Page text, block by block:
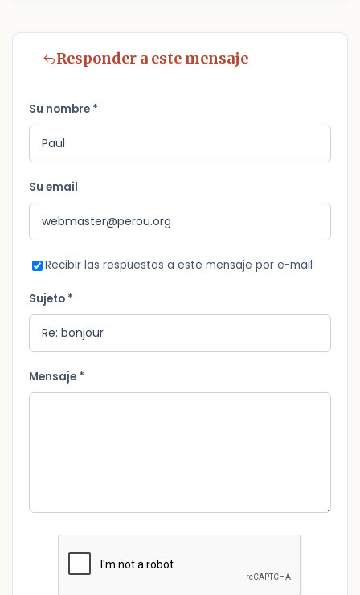
Responder a este mensaje
Su nombre *
Su email
Recibir las respuestas a este mensaje por e-mail
Sujeto *
Mensaje *